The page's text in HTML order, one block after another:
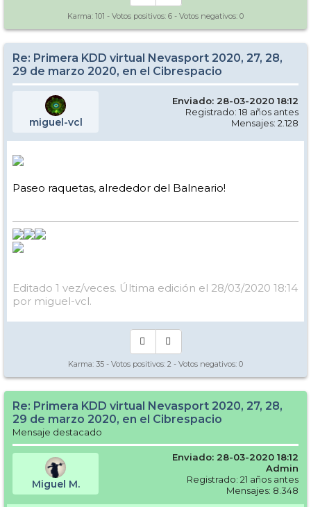
Karma: 101 - Votos positivos: 6 - Votos negativos: 0
Re: Primera KDD virtual Nevasport 2020, 27, 28,
29 de marzo 2020, en el Cibrespacio
miguel-vcl
Enviado: 28-03-2020 18:12
Registrado: 18 años antes
Mensajes: 2.128
Paseo raquetas, alrededor del Balneario!
Editado 1 vez/veces. Última edición el 28/03/2020 18:14
por miguel-vcl.
Karma: 35 - Votos positivos: 2 - Votos negativos: 0
Re: Primera KDD virtual Nevasport 2020, 27, 28,
29 de marzo 2020, en el Cibrespacio
Mensaje destacado
Miguel M.
Enviado: 28-03-2020 18:12
Admin
Registrado: 21 años antes
Mensajes: 8.348